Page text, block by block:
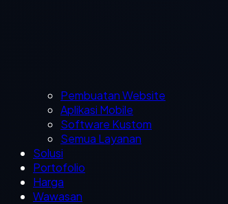
Pembuatan Website
Aplikasi Mobile
Software Kustom
Semua Layanan
Solusi
Portofolio
Harga
Wawasan